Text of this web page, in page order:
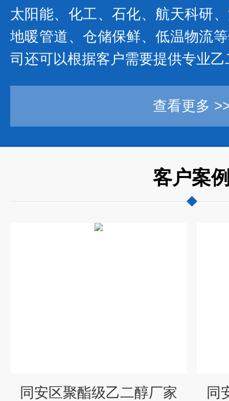
太阳能、化工、石化、航天科研
地暖管道、仓储保鲜、低温物流
司还可以根据客户需要提供专业
查看更多
客户案
同安区聚酯级乙二醇厂家 同